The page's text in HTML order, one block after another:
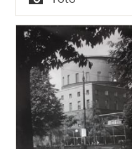
Typ